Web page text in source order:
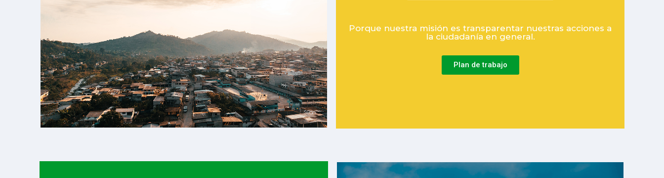
Porque nuestra misión es transparentar nuestras acciones a
la ciudadanía en general.
Plan de trabajo